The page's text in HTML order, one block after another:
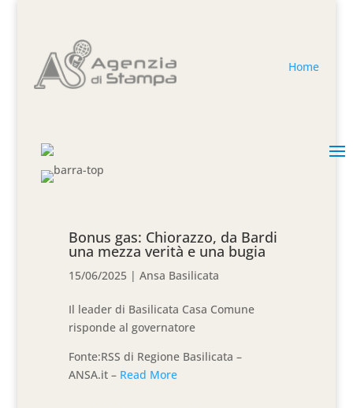
Home
Bonus gas: Chiorazzo, da Bardi
una mezza verità e una bugia
15/06/2025 |Ansa Basilicata
Il leader di Basilicata Casa Comune
risponde al governatore
Fonte:RSS di Regione Basilicata –
ANSA.it – Read More